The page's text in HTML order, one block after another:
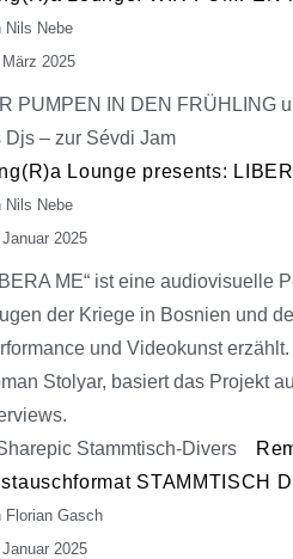
Nils Nebe
2025
PUMPEN IN DEN FRÜHLING
Djs – zur Sévdi Jam
Lounge presents:
Nils Nebe
2025
ME“ ist eine audiovisuelle
der Kriege in Bosnien und
und Videokunst
Stolyar, basiert das Projekt
STAMMTISCH
Florian Gasch
2025